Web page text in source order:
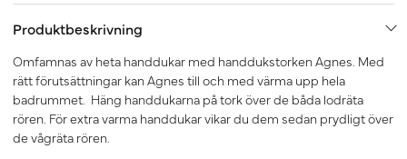
Produktbeskrivning
Omfamnas av heta handdukar med handdukstorken Agnes. Med
rätt förutsättningar kan Agnes till och med värma upp hela
badrummet. Häng handdukarna på tork över de båda lodräta
rören. För extra varma handdukar vikar du dem sedan prydligt över
de vågräta rören.